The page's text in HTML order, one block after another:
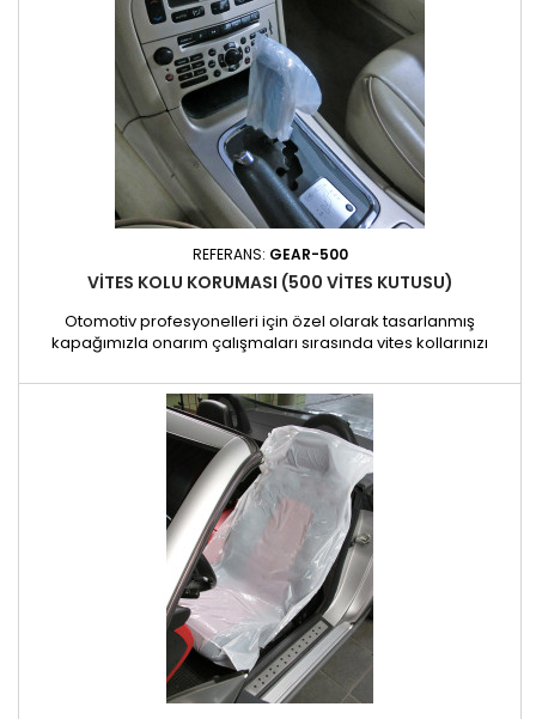
REFERANS: GEAR-500
VITES KOLU KORUMASI (500 VITES KUTUSU)
Otomotiv profesyonelleri için özel olarak tasarlanmış
kapağımızla onarım çalışmaları sırasında vites kollarınızı
yağ ve çizilmelere karşı etkili bir şekilde koruyarak temiz ve
düzenli bir çalışma alanı sağlar. Sert, kaymaz bir
malzemeden üretilen bu kılıf, atölyede yoğun kullanım için...